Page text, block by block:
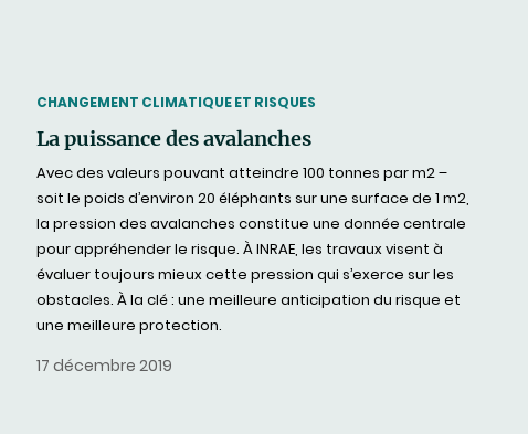
THEMATIC
CHANGEMENT CLIMATIQUE ET RISQUES
La puissance des avalanches
Avec des valeurs pouvant atteindre 100 tonnes par m2 –
soit le poids d’environ 20 éléphants sur une surface de 1 m2,
la pression des avalanches constitue une donnée centrale
pour appréhender le risque. À INRAE, les travaux visent à
évaluer toujours mieux cette pression qui s’exerce sur les
obstacles. À la clé : une meilleure anticipation du risque et
une meilleure protection.
17 décembre 2019